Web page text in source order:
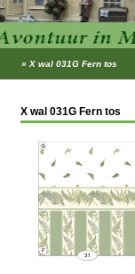
» X wal 031G Fern tos
X wal 031G Fern tos